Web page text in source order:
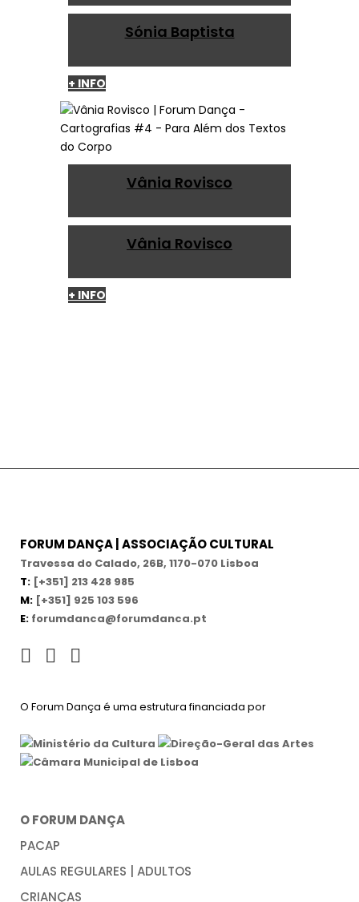
Sónia Baptista
+ INFO
Vânia Rovisco
Vânia Rovisco
+ INFO
FORUM DANÇA | ASSOCIAÇÃO CULTURAL
Travessa do Calado, 26B, 1170-070 Lisboa
T: [+351] 213 428 985
M: [+351] 925 103 596
E: forumdanca@forumdanca.pt
O Forum Dança é uma estrutura financiada por
O FORUM DANÇA
PACAP
AULAS REGULARES | ADULTOS
CRIANÇAS